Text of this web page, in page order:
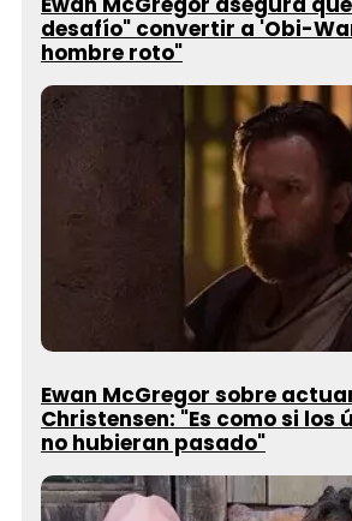
desafío" convertir a 'Obi-
hombre roto"
Ewan McGregor sobre
Christensen: "Es como si los
no hubieran pasado"